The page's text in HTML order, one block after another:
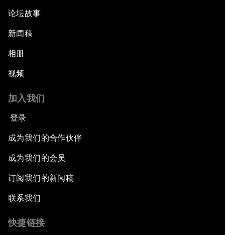
论坛故事
新闻稿
相册
视频
加入我们
登录
成为我们的合作伙伴
成为我们的会员
订阅我们的新闻稿
联系我们
快捷链接